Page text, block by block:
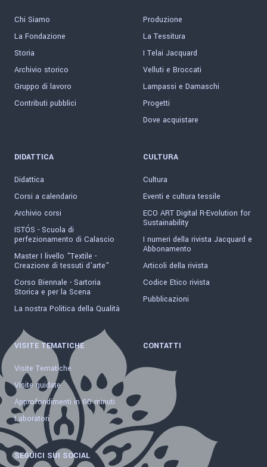
Chi Siamo
La Fondazione
Storia
Archivio storico
Gruppo di lavoro
Contributi pubblici
Produzione
La Tessitura
I Telai Jacquard
Velluti e Broccati
Lampassi e Damaschi
Progetti
Dove acquistare
DIDATTICA
Didattica
Corsi a calendario
Archivio corsi
ISTÓS - Scuola di
perfezionamento di Calascio
Master I livello "Textile -
Creazione di tessuti d'arte"
Corso Biennale - Sartoria
Storica e per la Scena
La nostra Politica della Qualità
CULTURA
Cultura
Eventi e cultura tessile
ECO ART Digital R-Evolution for
Sustainability
I numeri della rivista Jacquard e
Abbonamento
Articoli della rivista
Codice Etico rivista
Pubblicazioni
VISITE TEMATICHE
Visite Tematiche
Visite guidate
Approfondimenti in 60 minuti
Laboratori
CONTATTI
SEGUICI SUI SOCIAL